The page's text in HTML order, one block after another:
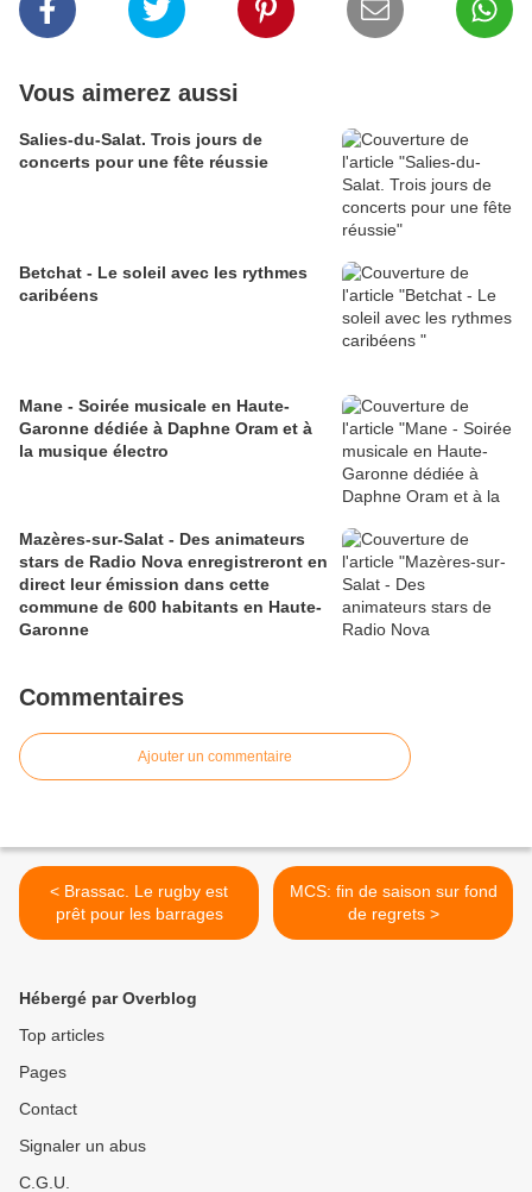
Vous aimerez aussi
Salies-du-Salat. Trois jours de
concerts pour une fête réussie
Betchat - Le soleil avec les rythmes
caribéens
Mane - Soirée musicale en Haute-
Garonne dédiée à Daphne Oram et à
la musique électro
Mazères-sur-Salat - Des animateurs
stars de Radio Nova enregistreront en
direct leur émission dans cette
commune de 600 habitants en Haute-
Garonne
Commentaires
Ajouter un commentaire
< Brassac. Le rugby est
prêt pour les barrages
MCS: fin de saison sur fond
de regrets >
Hébergé par Overblog
Top articles
Pages
Contact
Signaler un abus
C.G.U.